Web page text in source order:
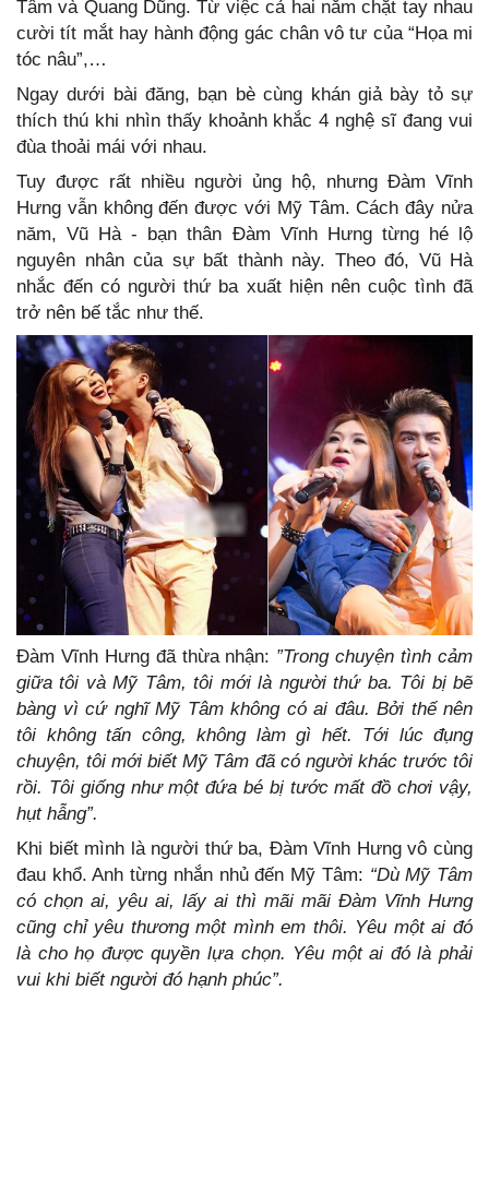
Tâm và Quang Dũng. Từ việc cả hai nắm chặt tay nhau
cười tít mắt hay hành động gác chân vô tư của “Họa mi
tóc nâu”,…
Ngay dưới bài đăng, bạn bè cùng khán giả bày tỏ sự
thích thú khi nhìn thấy khoảnh khắc 4 nghệ sĩ đang vui
đùa thoải mái với nhau.
Tuy được rất nhiều người ủng hộ, nhưng Đàm Vĩnh
Hưng vẫn không đến được với Mỹ Tâm. Cách đây nửa
năm, Vũ Hà - bạn thân Đàm Vĩnh Hưng từng hé lộ
nguyên nhân của sự bất thành này. Theo đó, Vũ Hà
nhắc đến có người thứ ba xuất hiện nên cuộc tình đã
trở nên bế tắc như thế.
Đàm Vĩnh Hưng đã thừa nhận: ”Trong chuyện tình cảm
giữa tôi và Mỹ Tâm, tôi mới là người thứ ba. Tôi bị bẽ
bàng vì cứ nghĩ Mỹ Tâm không có ai đâu. Bởi thế nên
tôi không tấn công, không làm gì hết. Tới lúc đụng
chuyện, tôi mới biết Mỹ Tâm đã có người khác trước tôi
rồi. Tôi giống như một đứa bé bị tước mất đồ chơi vậy,
hụt hẫng”.
Khi biết mình là người thứ ba, Đàm Vĩnh Hưng vô cùng
đau khổ. Anh từng nhắn nhủ đến Mỹ Tâm: “Dù Mỹ Tâm
có chọn ai, yêu ai, lấy ai thì mãi mãi Đàm Vĩnh Hưng
cũng chỉ yêu thương một mình em thôi. Yêu một ai đó
là cho họ được quyền lựa chọn. Yêu một ai đó là phải
vui khi biết người đó hạnh phúc”.